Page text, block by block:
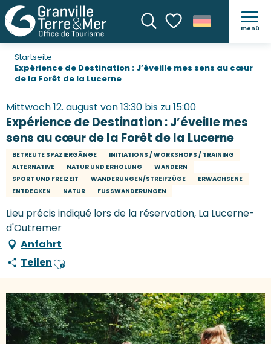
SucheVoir les favoris
menü
Startseite
Expérience de Destination : J’éveille mes sens au cœur
de la Forêt de la Lucerne
Mittwoch 12. august von 13:30 bis zu 15:00
Expérience de Destination : J’éveille mes
sens au cœur de la Forêt de la Lucerne
BETREUTE SPAZIERGÄNGE
INITIATIONS / WORKSHOPS / TRAINING
ALTERNATIVE
NATUR UND ERHOLUNG
WANDERN
SPORT UND FREIZEIT
WANDERUNGEN/STREIFZÜGE
ERWACHSENE
ENTDECKEN
NATUR FUSSWANDERUNGEN
Lieu précis indiqué lors de la réservation, La Lucerne-
d'Outremer
Anfahrt
TeilenAjouter aux favoris